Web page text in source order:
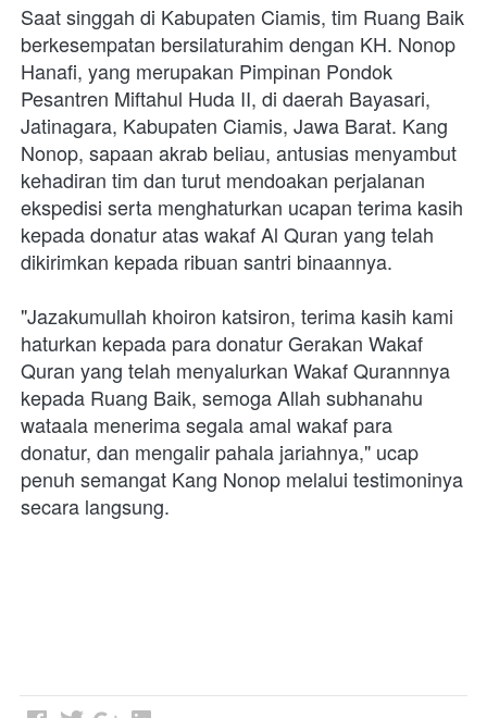
Saat singgah di Kabupaten Ciamis, tim Ruang Baik
berkesempatan bersilaturahim dengan KH. Nonop
Hanafi, yang merupakan Pimpinan Pondok
Pesantren Miftahul Huda II, di daerah Bayasari,
Jatinagara, Kabupaten Ciamis, Jawa Barat. Kang
Nonop, sapaan akrab beliau, antusias menyambut
kehadiran tim dan turut mendoakan perjalanan
ekspedisi serta menghaturkan ucapan terima kasih
kepada donatur atas wakaf Al Quran yang telah
dikirimkan kepada ribuan santri binaannya.
"Jazakumullah khoiron katsiron, terima kasih kami
haturkan kepada para donatur Gerakan Wakaf
Quran yang telah menyalurkan Wakaf Qurannnya
kepada Ruang Baik, semoga Allah subhanahu
wataala menerima segala amal wakaf para
donatur, dan mengalir pahala jariahnya," ucap
penuh semangat Kang Nonop melalui testimoninya
secara langsung.